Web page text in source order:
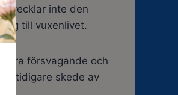
inte den
till vuxenlivet.
försvagande och
tidigare skede av